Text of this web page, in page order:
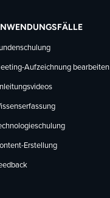
Aufzeichnung bearbeiten
Erstellung